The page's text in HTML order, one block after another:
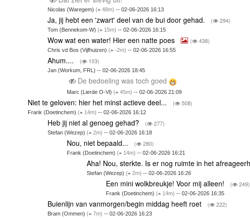
Nicolas (Waregem) ( 48m) -- 02-06-2026 16:13
Ja, jij hebt een 'zwart' deel van de bui door gehad. ( 294)
Tom (Bennekom-W) ( 15m) -- 02-06-2026 16:15
Wow wat een water! Hier een natte poes ( 438)
Chris vd Bos (Vijfhuizen) ( -2m) -- 02-06-2026 16:55
Ahum.... ( 103)
Jan (Workum, FRL) -- 02-06-2026 18:45
De bedoeling was toch goed
Marc (Lierde O-Vl)( 45m) -- 02-06-2026 21:09
Niet te geloven: hier het minst actieve deel... ( 508)
Frank (Doetinchem)( 14m) -- 02-06-2026 16:12
Heb jij niet al genoeg gehad? ( 277)
Stefan (Wezep) ( 2m) -- 02-06-2026 16:18
Nou, niet bepaald... ( 280)
Frank (Doetinchem)( 14m) -- 02-06-2026 16:21
Aha! Nou, sterkte. Is er nog ruimte in het
Stefan (Wezep) ( 2m) -- 02-06-2026 16:26
Een mini wolkbreukje! Voor mij alleen! ( 249)
Frank (Doetinchem)( 14m) -- 02-06-2026 16:35
Buienlijn van vanmorgen/begin middag heeft roet ( 222)
Bram (Ommen) ( 7m) -- 02-06-2026 16:23